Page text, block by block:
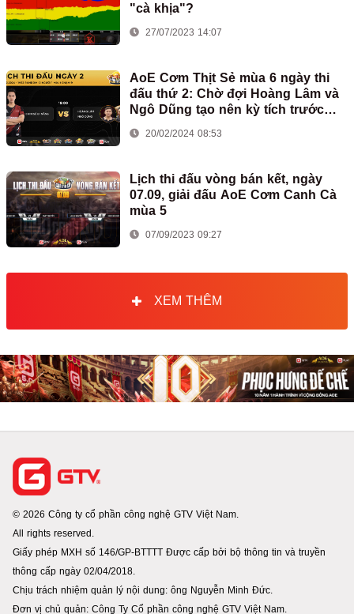
"cà khịa"?
27/07/2023 14:07
AoE Cơm Thịt Sẻ mùa 6 ngày thi
đấu thứ 2: Chờ đợi Hoàng Lâm và
Ngô Dũng tạo nên kỳ tích trước
Chim Sẻ Đi Nắng
20/02/2024 08:53
Lịch thi đấu vòng bán kết, ngày
07.09, giải đấu AoE Cơm Canh Cà
mùa 5
07/09/2023 09:27
XEM THÊM
© 2026 Công ty cổ phần công nghệ GTV Việt Nam.
All rights reserved.
Giấy phép MXH số 146/GP-BTTTT Được cấp bởi bộ thông tin và truyền
thông cấp ngày 02/04/2018.
Chịu trách nhiệm quản lý nội dung: ông Nguyễn Minh Đức.
Đơn vị chủ quản: Công Ty Cổ phần công nghệ GTV Việt Nam.